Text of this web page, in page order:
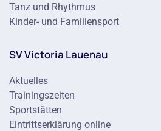
Tanz und Rhythmus
Kinder- und Familiensport
SV Victoria Lauenau
Aktuelles
Trainingszeiten
Sportstätten
Eintrittserklärung online